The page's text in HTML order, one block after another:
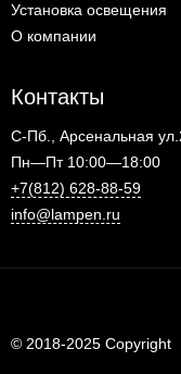
Установка освещения
О компании
Контакты
С-Пб., Арсенальная
Пн—Пт 10:00—18:00
+7(812) 628-88-59
info@lampen.ru
© 2018-2025 Copyright